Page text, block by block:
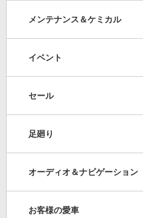
メンテナンス＆ケミカル
イベント
セール
足廻り
オーディオ＆ナビゲーション
お客様の愛車